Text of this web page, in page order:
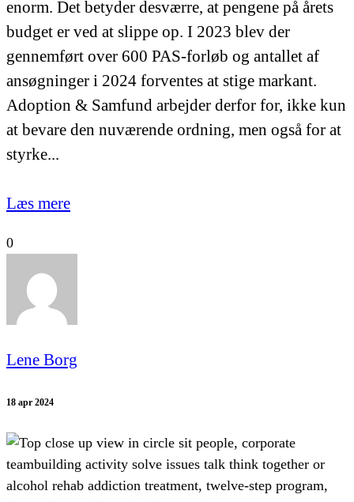
enorm. Det betyder desværre, at pengene på årets
budget er ved at slippe op. I 2023 blev der
gennemført over 600 PAS-forløb og antallet af
ansøgninger i 2024 forventes at stige markant.
Adoption & Samfund arbejder derfor for, ikke kun
at bevare den nuværende ordning, men også for at
styrke...
Læs mere
0
Lene Borg
18 apr 2024